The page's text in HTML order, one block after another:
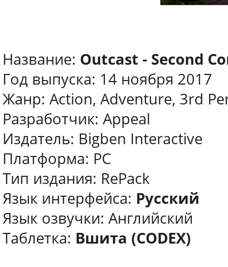
Название: Outcast - Second
Год выпуска: 14 ноября 2017
Жанр: Action, Adventure, 3rd
Разработчик: Appeal
Издатель: Bigben Interactive
Платформа: PC
Тип издания: RePack
Язык интерфейса: Русский
Язык озвучки: Английский
Таблетка: Вшита (CODEX)